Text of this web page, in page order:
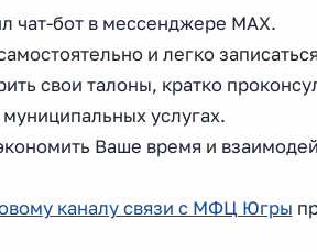
чат-бот в мессенджере MAX.
и легко
свои талоны, кратко
услугах.
Ваше время и
каналу связи с МФЦ Югры